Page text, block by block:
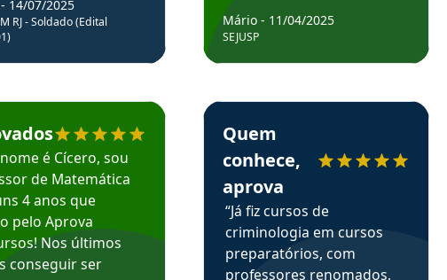
14/07/2025
RJ - Soldado (Edital
recomenda o Aprova Concursos em depoimento
é Cícero, sou
de Matemática
4 anos que
pelo Aprova
Nos últimos
conseguir ser
Mário - 11/04/2025
SEJUSP
Estudante Henrique recomenda o
Quem
conhece,
aprova
“Já fiz cursos de
criminologia em cursos
preparatórios, com
professores renomados,